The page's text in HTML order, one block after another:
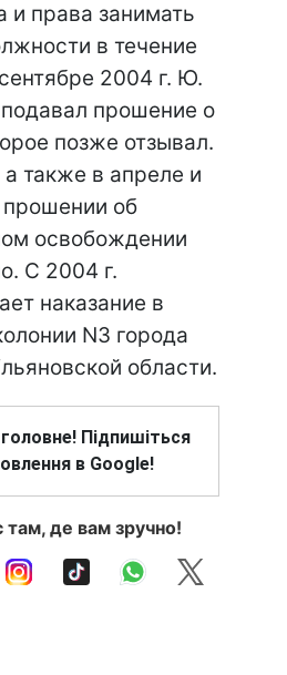
права занимать
в течение
2004 г. Ю.
прошение о
позже отзывал.
а также в апреле и
прошении об
освобождении
С 2004 г.
наказание в
N3 города
области.
Підпишіться
в Google!
там, де вам зручно!